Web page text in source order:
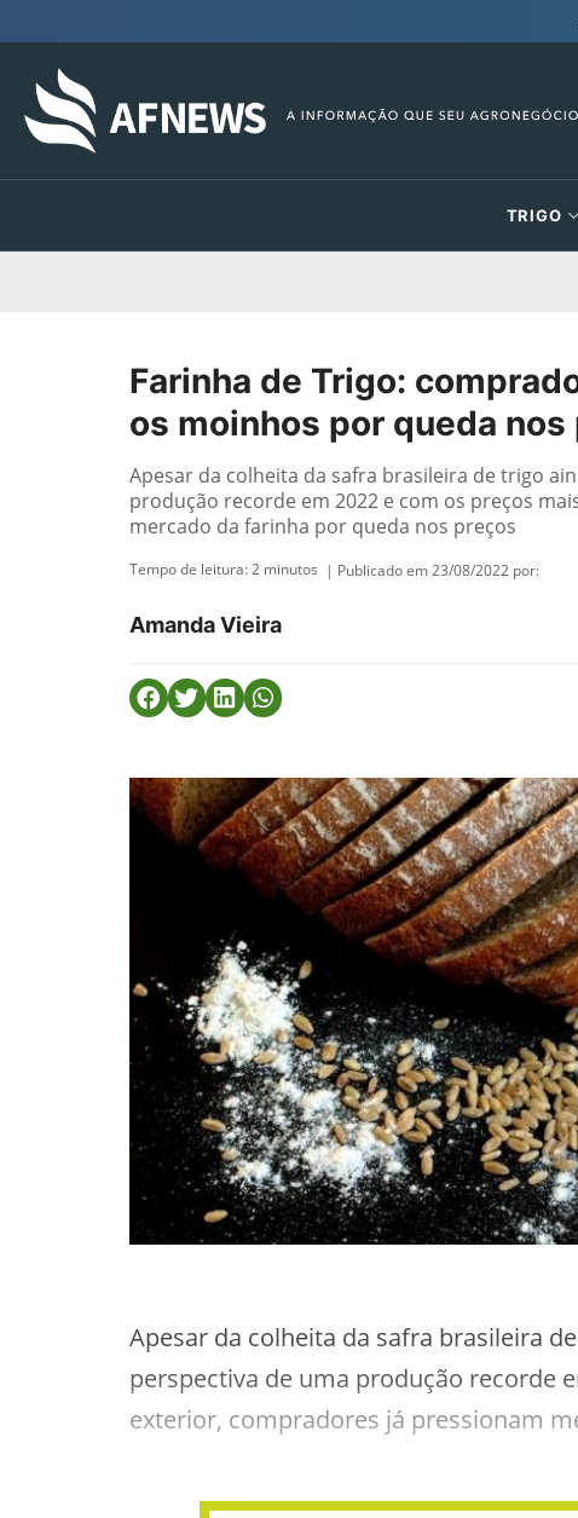
TRIGO
Farinha de Trigo:
os moinhos por queda nos
Apesar da colheita da safra brasileira de trigo
produção recorde em 2022 e com os preços
mercado da farinha por queda nos preços
Tempo de leitura:2 minutos | Publicado em 23/08/2022 por:
Amanda Vieira
Apesar da colheita da safra brasileira
perspectiva de uma produção recorde
exterior, compradores já pressionam